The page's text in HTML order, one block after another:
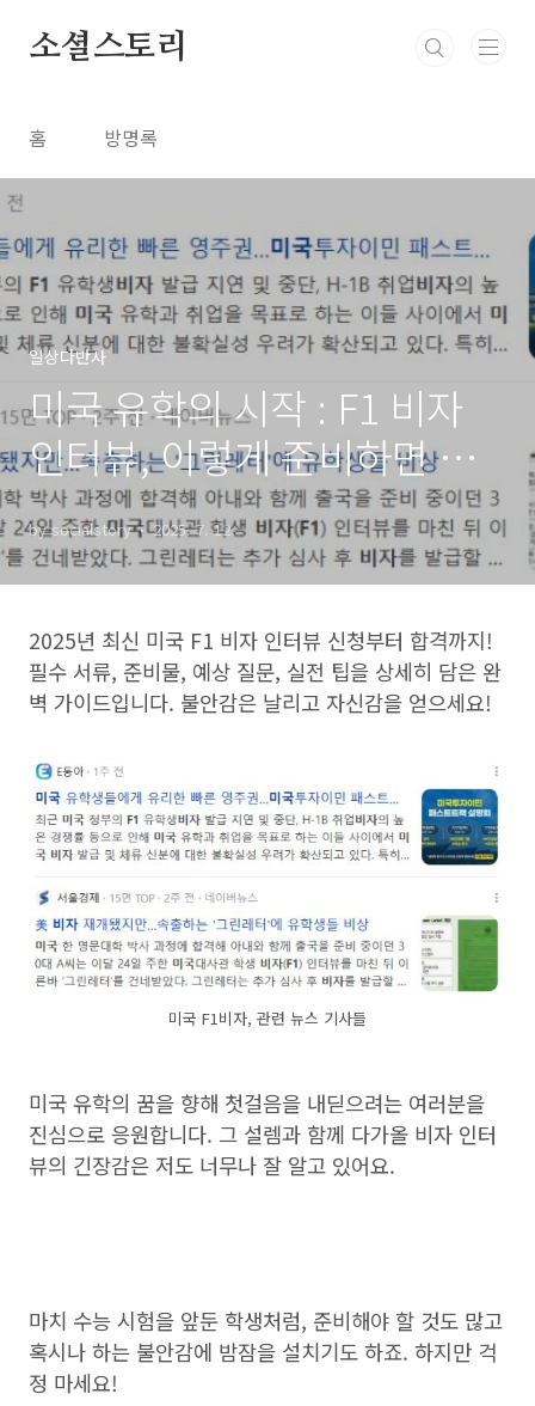
소셜스토리
홈 방명록
일상다반사
미국 유학의 시작 : F1 비자
인터뷰, 이렇게 준비하면 성
공! (2025 업데이트)
by socialstory 2025. 7. 12.
2025년 최신 미국 F1 비자 인터뷰 신청부터 합격까지!
필수 서류, 준비물, 예상 질문, 실전 팁을 상세히 담은 완
벽 가이드입니다. 불안감은 날리고 자신감을 얻으세요!
미국 F1비자, 관련 뉴스 기사들
미국 유학의 꿈을 향해 첫걸음을 내딛으려는 여러분을
진심으로 응원합니다. 그 설렘과 함께 다가올 비자 인터
뷰의 긴장감은 저도 너무나 잘 알고 있어요.
마치 수능 시험을 앞둔 학생처럼, 준비해야 할 것도 많고
혹시나 하는 불안감에 밤잠을 설치기도 하죠. 하지만 걱
정 마세요!